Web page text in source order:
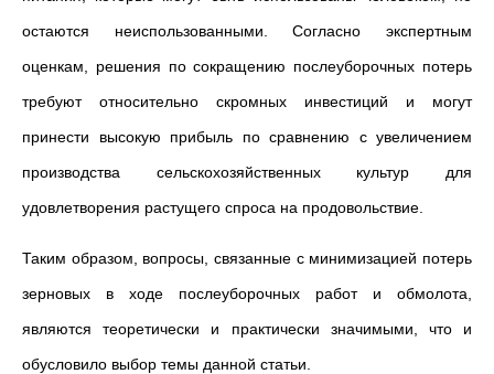
остаются неиспользованными. Согласно экспертным
оценкам, решения по сокращению послеуборочных потерь
требуют относительно скромных инвестиций и могут
принести высокую прибыль по сравнению с увеличением
производства сельскохозяйственных культур для
удовлетворения растущего спроса на продовольствие.
Таким образом, вопросы, связанные с минимизацией потерь
зерновых в ходе послеуборочных работ и обмолота,
являются теоретически и практически значимыми, что и
обусловило выбор темы данной статьи.